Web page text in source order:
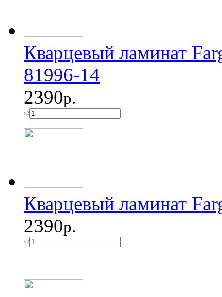
Кварцевый ламинат
81996-14
2390р.
м2
Кварцевый ламинат
2390р.
м2